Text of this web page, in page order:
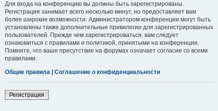
Для входа на конференцию вы должны быть зарегистрированы.
Регистрация занимает всего несколько минут, но предоставляет вам
более широкие возможности. Администратором конференции могут быть
установлены также дополнительные привилегии для зарегистрированных
пользователей. Прежде чем зарегистрироваться, вам следует
ознакомиться с правилами и политикой, принятыми на конференции.
Помните, что ваше присутствие на форумах означает согласие со всеми
правилами.
Общие правила
Соглашение о конфиденциальности
Регистрация